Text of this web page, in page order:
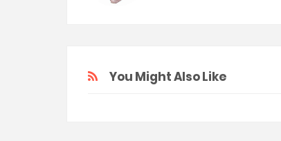
You Might Also Like